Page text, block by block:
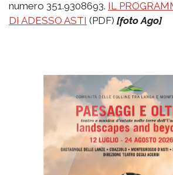
numero 351.9308693. IL
DI ADESSO ASTI (PDF) [foto Ago]